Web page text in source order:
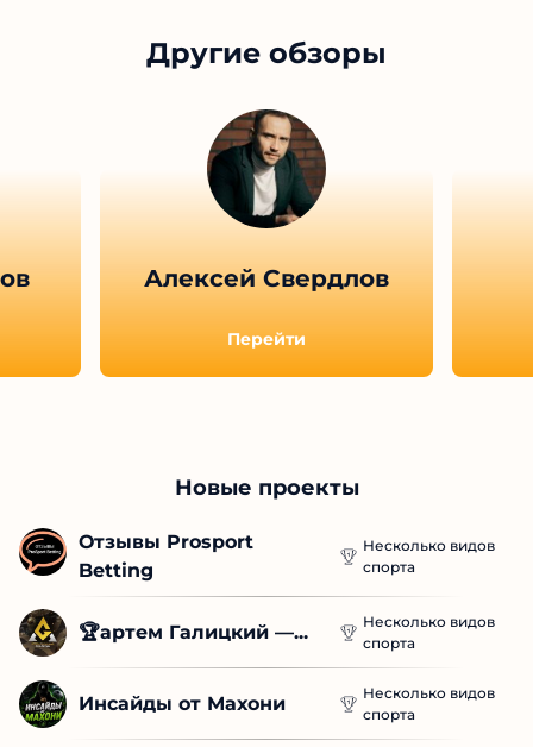
Другие обзоры
Алексей Свердлов
Перейти
Новые проекты
Отзывы Prosport
Betting
Несколько видов
спорта
🏆артем Галицкий —...
Несколько видов
спорта
Инсайды от Махони
Несколько видов
спорта